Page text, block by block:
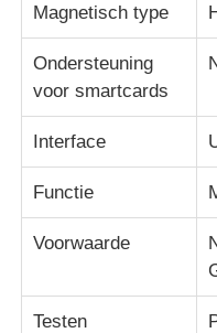
Wincor ATM-
Hyosung ATM
De Delen van GRG
Magnetisch type
Ondersteuning
voor smartcards
Interface
Functie
Voorwaarde
Testen